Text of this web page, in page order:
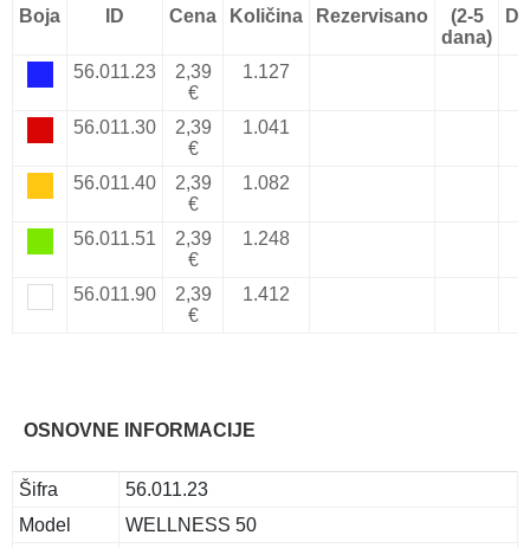
Boja ID Cena Količina Rezervisano
(2-5
dana)
56.011.23
2,39
€
1.127
56.011.30
2,39
€
1.041
56.011.40
2,39
€
1.082
56.011.51
2,39
€
1.248
56.011.90
2,39
€
1.412
OSNOVNE INFORMACIJE
Šifra
56.011.23
Model
WELLNESS 50